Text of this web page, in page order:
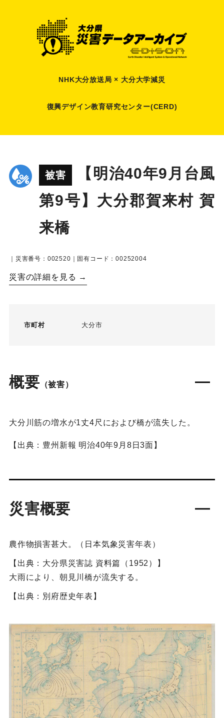
NHK大分放送局 × 大分大学減災
復興デザイン教育研究センター(CERD)
被害
【明治40年9月台風
第9号】大分郡賀来村 賀
来橋
｜災害番号：002520｜固有コード：00252004
災害の詳細を見る →
市町村 大分市
概要 （被害）
大分川筋の増水が1丈4尺におよび橋が流失した。
【出典：豊州新報 明治40年9月8日3面】
災害概要
農作物損害甚大。（日本気象災害年表）
【出典：大分県災害誌 資料篇（1952）】
大雨により、朝見川橋が流失する。
【出典：別府歴史年表】